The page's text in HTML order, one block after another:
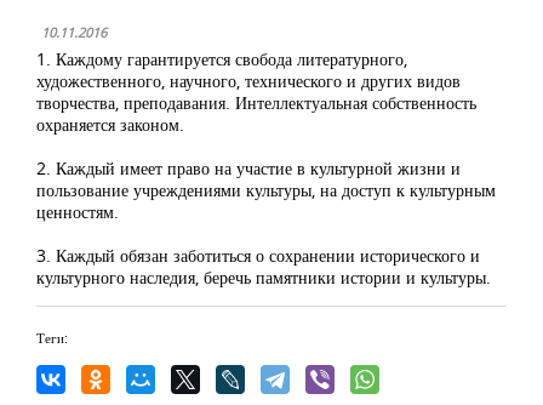
10.11.2016
1. Каждому гарантируется свобода литературного,
художественного, научного, технического и других видов
творчества, преподавания. Интеллектуальная собственность
охраняется законом.
2. Каждый имеет право на участие в культурной жизни и
пользование учреждениями культуры, на доступ к культурным
ценностям.
3. Каждый обязан заботиться о сохранении исторического и
культурного наследия, беречь памятники истории и культуры.
Теги: